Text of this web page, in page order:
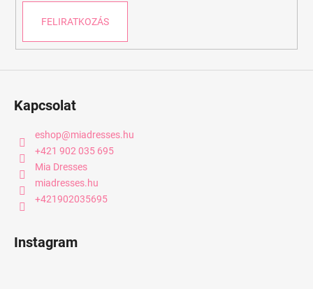
FELIRATKOZÁS
Kapcsolat
eshop@miadresses.hu
+421 902 035 695
Mia Dresses
miadresses.hu
+421902035695
Instagram